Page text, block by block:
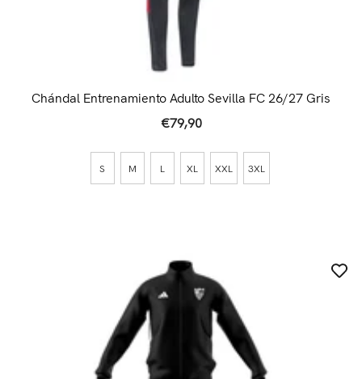
Chándal Entrenamiento Adulto Sevilla FC 26/27 Gris
€79,90
S M L XL XXL 3XL